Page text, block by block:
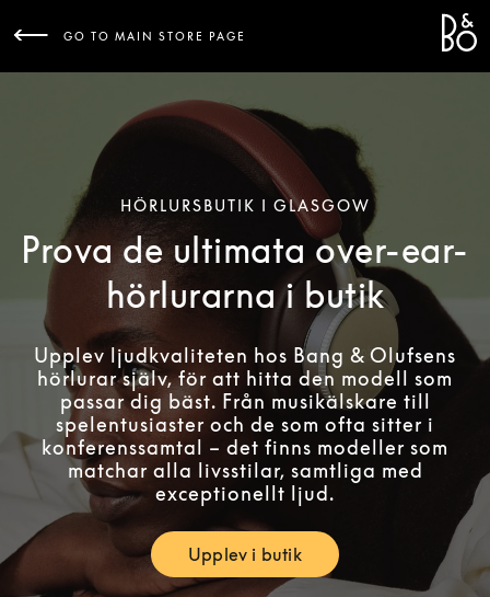
GO TO MAIN STORE PAGE
HÖRLURSBUTIK I GLASGOW
Prova de ultimata over-ear-
hörlurarna i butik
Upplev ljudkvaliteten hos Bang & Olufsens
hörlurar själv, för att hitta den modell som
passar dig bäst. Från musikälskare till
spelentusiaster och de som ofta sitter i
konferenssamtal – det finns modeller som
matchar alla livsstilar, samtliga med
exceptionellt ljud.
Upplev i butikLink Opens in New Tab